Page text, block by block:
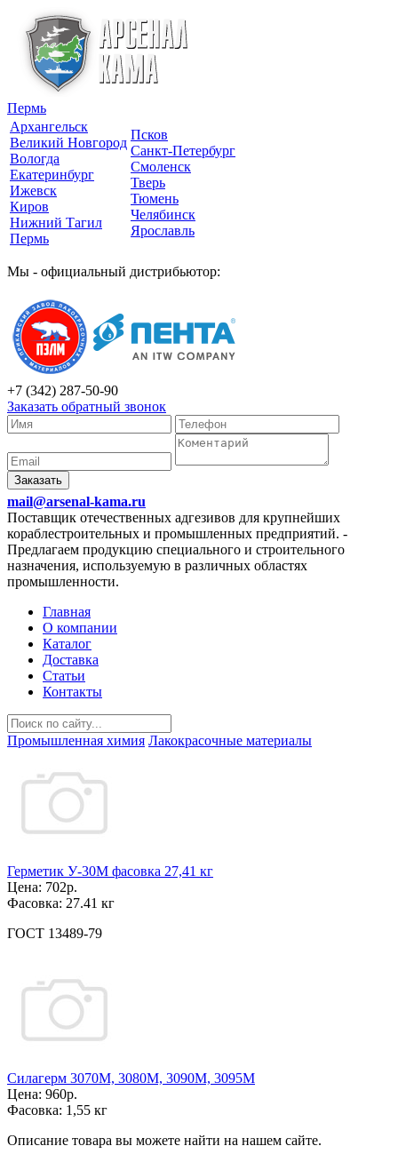
Пермь
Архангельск
Великий Новгород
Вологда
Екатеринбург
Ижевск
Киров
Нижний Тагил
Пермь
Псков
Санкт-Петербург
Смоленск
Тверь
Тюмень
Челябинск
Ярославль
Мы - официальный дистрибьютор:
+7 (342) 287-50-90
Заказать обратный звонок
Заказать
mail@arsenal-kama.ru
Поставщик отечественных адгезивов для крупнейших
кораблестроительных и промышленных предприятий. -
Предлагаем продукцию специального и строительного
назначения, используемую в различных областях
промышленности.
Главная
О компании
Каталог
Доставка
Статьи
Контакты
Промышленная химия Лакокрасочные материалы
Герметик У-30М фасовка 27,41 кг
Цена: 702р.
Фасовка: 27.41 кг
ГОСТ 13489-79
Силагерм 3070М, 3080М, 3090М, 3095М
Цена: 960р.
Фасовка: 1,55 кг
Описание товара вы можете найти на нашем сайте.